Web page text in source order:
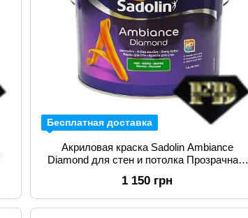
Бесплатная доставка
Акриловая краска Sadolin Ambiance
Diamond для стен и потолка Прозрачная,
1 150 грн